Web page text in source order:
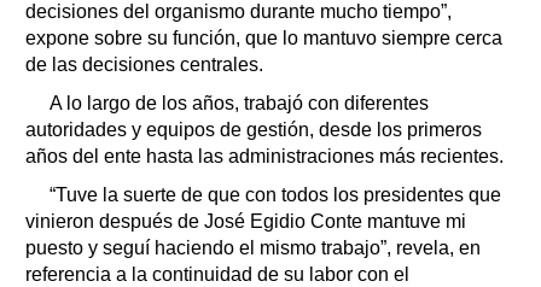
decisiones del organismo durante mucho tiempo”,
expone sobre su función, que lo mantuvo siempre cerca
de las decisiones centrales.
A lo largo de los años, trabajó con diferentes
autoridades y equipos de gestión, desde los primeros
años del ente hasta las administraciones más recientes.
“Tuve la suerte de que con todos los presidentes que
vinieron después de José Egidio Conte mantuve mi
puesto y seguí haciendo el mismo trabajo”, revela, en
referencia a la continuidad de su labor con el